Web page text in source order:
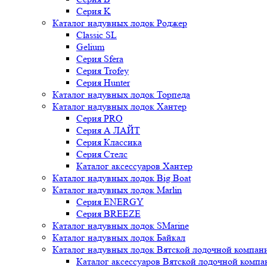
Серия K
Каталог надувных лодок Роджер
Classic SL
Gelium
Серия Sfera
Серия Trofey
Серия Hunter
Каталог надувных лодок Торпеда
Каталог надувных лодок Хантер
Серия PRO
Серия А ЛАЙТ
Серия Классика
Серия Стелс
Каталог аксессуаров Хантер
Каталог надувных лодок Big Boat
Каталог надувных лодок Marlin
Серия ENERGY
Серия BREEZE
Каталог надувных лодок SMarine
Каталог надувных лодок Байкал
Каталог надувных лодок Вятской лодочной
Каталог аксессуаров Вятской лодочной